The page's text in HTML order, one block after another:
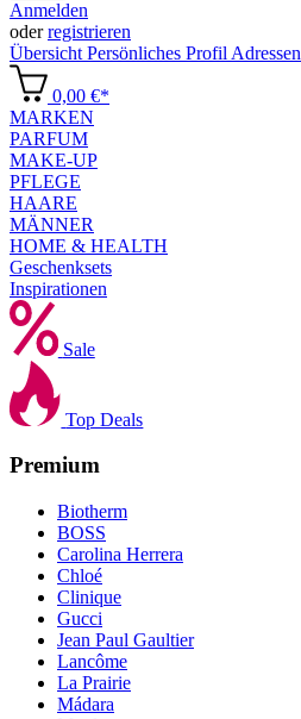
Anmelden
oderregistrieren
Übersicht Persönliches Profil Adressen
0,00 €*
MARKEN
PARFUM
MAKE-UP
PFLEGE
HAARE
MÄNNER
HOME & HEALTH
Geschenksets
Inspirationen
Sale
Top Deals
Premium
Biotherm
BOSS
Carolina Herrera
Chloé
Clinique
Gucci
Jean Paul Gaultier
Lancôme
La Prairie
Mádara